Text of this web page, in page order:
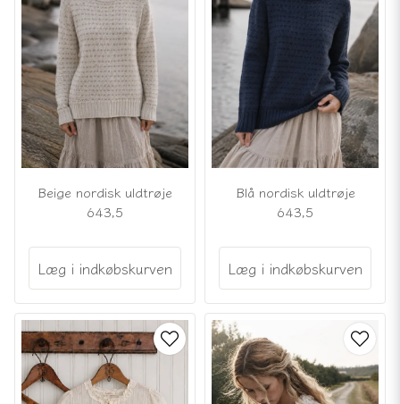
Beige nordisk uldtrøje
643,5
Læg i indkøbskurven
Blå nordisk uldtrøje
643,5
Læg i indkøbskurven